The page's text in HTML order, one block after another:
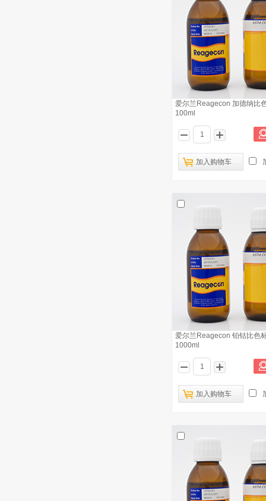
爱尔兰Reagecon 加德纳比
100ml
加入购物车
爱尔兰Reagecon 铂钴比色
1000ml
加入购物车